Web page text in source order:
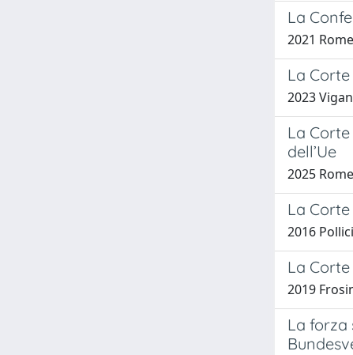
La
2021
La
2023
La
dell’Ue
2025
La
2016
La
2019
La forza